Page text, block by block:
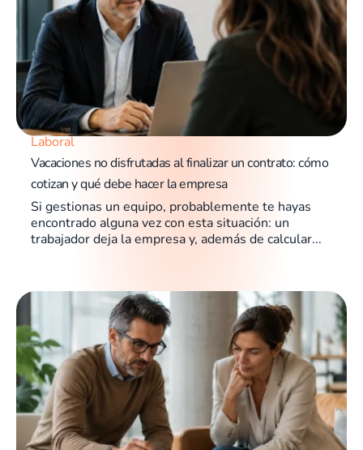
Laboral
Vacaciones no disfrutadas al finalizar un contrato: cómo
cotizan y qué debe hacer la empresa
Si gestionas un equipo, probablemente te hayas
encontrado alguna vez con esta situación: un
trabajador deja la empresa y, además de calcular...